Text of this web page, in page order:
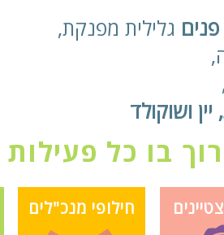
גלילית מפנקת,
ושוקולד
בו כל
חילופי מנכ"לים